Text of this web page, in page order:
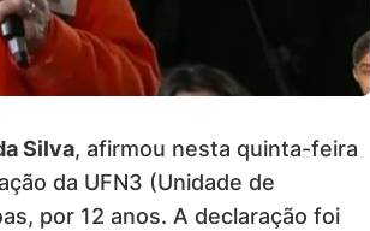
Silva, afirmou nesta quinta-feira
da UFN3 (Unidade de
por 12 anos. A declaração foi